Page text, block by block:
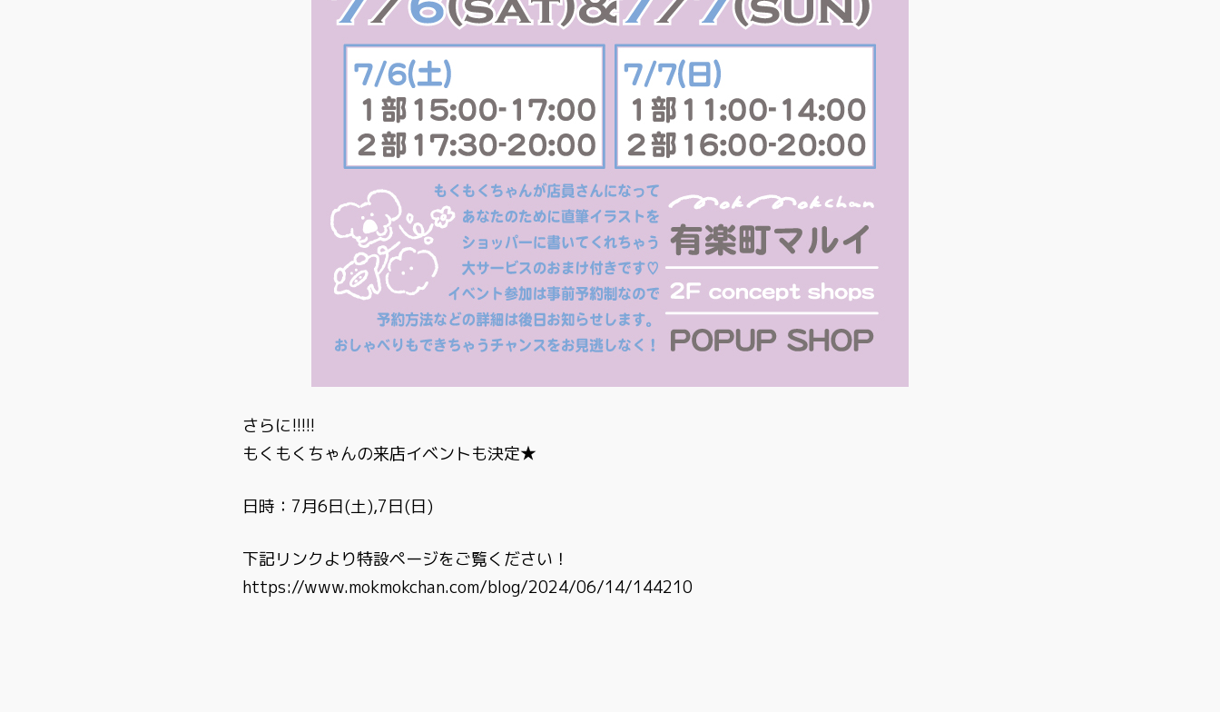
さらに!!!!!
もくもくちゃんの来店イベントも決定★
日時：7月6日(土),7日(日)
下記リンクより特設ページをご覧ください！
https://www.mokmokchan.com/blog/2024/06/14/144210